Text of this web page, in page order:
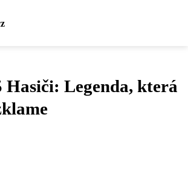
Hasiči: Legenda, která